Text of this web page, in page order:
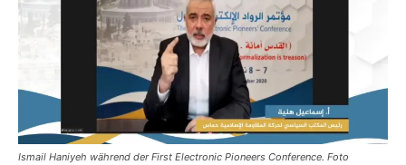
Ismail Haniyeh während der First Electronic Pioneers Conference. Foto